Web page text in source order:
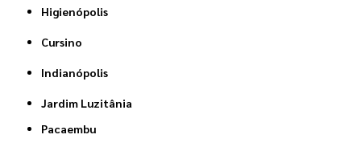
Higienópolis
Cursino
Indianópolis
Jardim Luzitânia
Pacaembu